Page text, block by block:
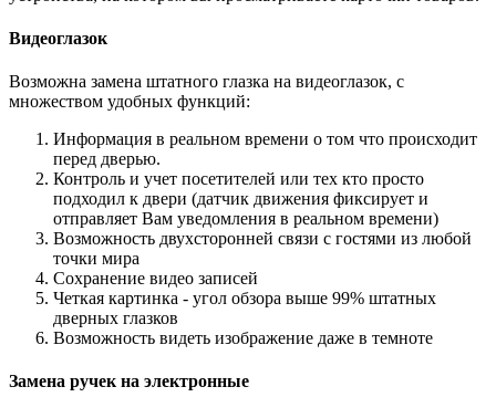
Видеоглазок
Возможна замена штатного глазка на видеоглазок, с
множеством удобных функций:
Информация в реальном времени о том что происходит
перед дверью.
Контроль и учет посетителей или тех кто просто
подходил к двери (датчик движения фиксирует и
отправляет Вам уведомления в реальном времени)
Возможность двухсторонней связи с гостями из любой
точки мира
Сохранение видео записей
Четкая картинка - угол обзора выше 99% штатных
дверных глазков
Возможность видеть изображение даже в темноте
Замена ручек на электронные